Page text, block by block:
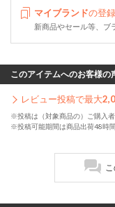
マイブランドの登録
新商品やセール等、ブ
このアイテムへのお客様の
レビュー投稿で最大
※投稿は（対象商品の）ご購入
※投稿可能期間は商品出荷48時